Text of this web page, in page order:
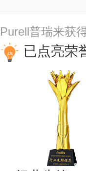
Purell普瑞来获
已点亮荣